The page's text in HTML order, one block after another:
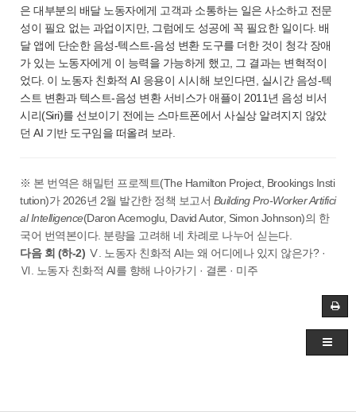
은 대부분의 배달 노동자에게 고객과 소통하는 일은 사소하고 전문
성이 필요 없는 과업이지만, 그럼에도 성공에 꼭 필요한 일이다. 배
달 앱에 단순한 음성-텍스트-음성 변환 도구를 더한 것이 청각 장애
가 있는 노동자에게 이 능력을 가능하게 했고, 그 결과는 변혁적이
었다. 이 노동자 친화적 AI 응용이 시시해 보인다면, 실시간 음성-텍
스트 변환과 텍스트-음성 변환 서비스가 애플이 2011년 음성 비서
시리(Siri)를 선보이기 전에는 스마트폰에서 사실상 알려지지 않았
던 AI 기반 도구임을 떠올려 보라.
※ 본 번역은 해밀턴 프로젝트(The Hamilton Project, Brookings Insti
tution)가 2026년 2월 발간한 정책 보고서 Building Pro-Worker Artifici
al Intelligence(Daron Acemoglu, David Autor, Simon Johnson)의 한
국어 번역본이다. 분량을 고려해 네 차례로 나누어 싣는다.
다음 회 (하-2) Ⅴ. 노동자 친화적 AI는 왜 어디에나 있지 않은가? ·
Ⅵ. 노동자 친화적 AI를 향해 나아가기 · 결론 · 미주